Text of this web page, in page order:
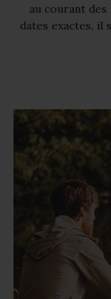
au courant
dates exactes,